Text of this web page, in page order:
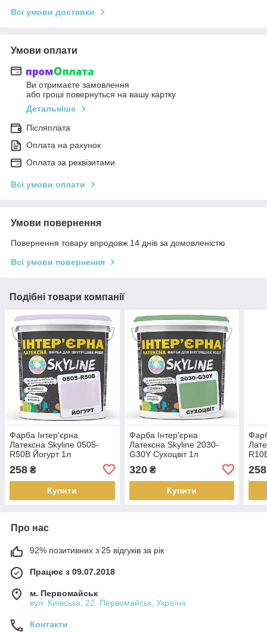
Всі умови доставки
Умови оплати
Ви отримаєте замовлення
або гроші повернуться на вашу картку
Детальніше
Післяплата
Оплата на рахунок
Оплата за реквізитами
Всі умови оплати
Умови повернення
Повернення товару впродовж 14 днів за домовленістю
Всі умови повернення
Подібні товари компанії
Фарба Інтер'єрна
Латексна Skyline 0505-
R50B Йогурт 1л
258 ₴
Купити
Фарба Інтер'єрна
Латексна Skyline 2030-
G30Y Сухоцвіт 1л
320₴
Купити
258
Про нас
92% позитивних з 25 відгуків за рік
Працює з 09.07.2018
м. Первомайськ
вул. Київська, 22, Первомайськ, Україна
Контакти